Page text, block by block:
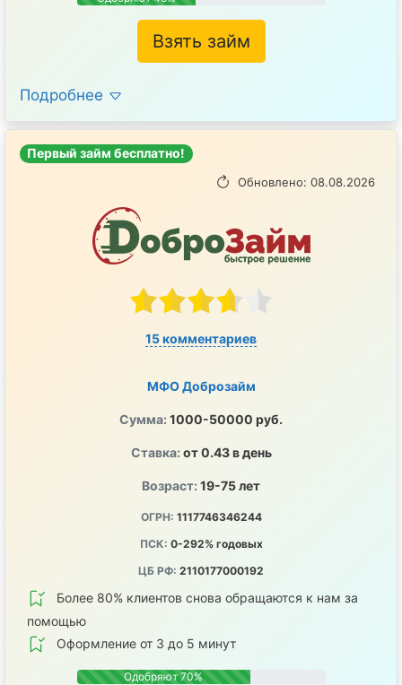
Взять займ
Подробнее
Первый займ бесплатно!
Обновлено: 08.08.2026
15 комментариев
МФО Доброзайм
Сумма: 1000-50000 руб.
Ставка: от 0.43 в день
Возраст: 19-75 лет
ОГРН: 1117746346244
ПСК: 0-292% годовых
ЦБ РФ: 2110177000192
Более 80% клиентов снова обращаются к нам за
помощью
Оформление от 3 до 5 минут
Одобряют 70%